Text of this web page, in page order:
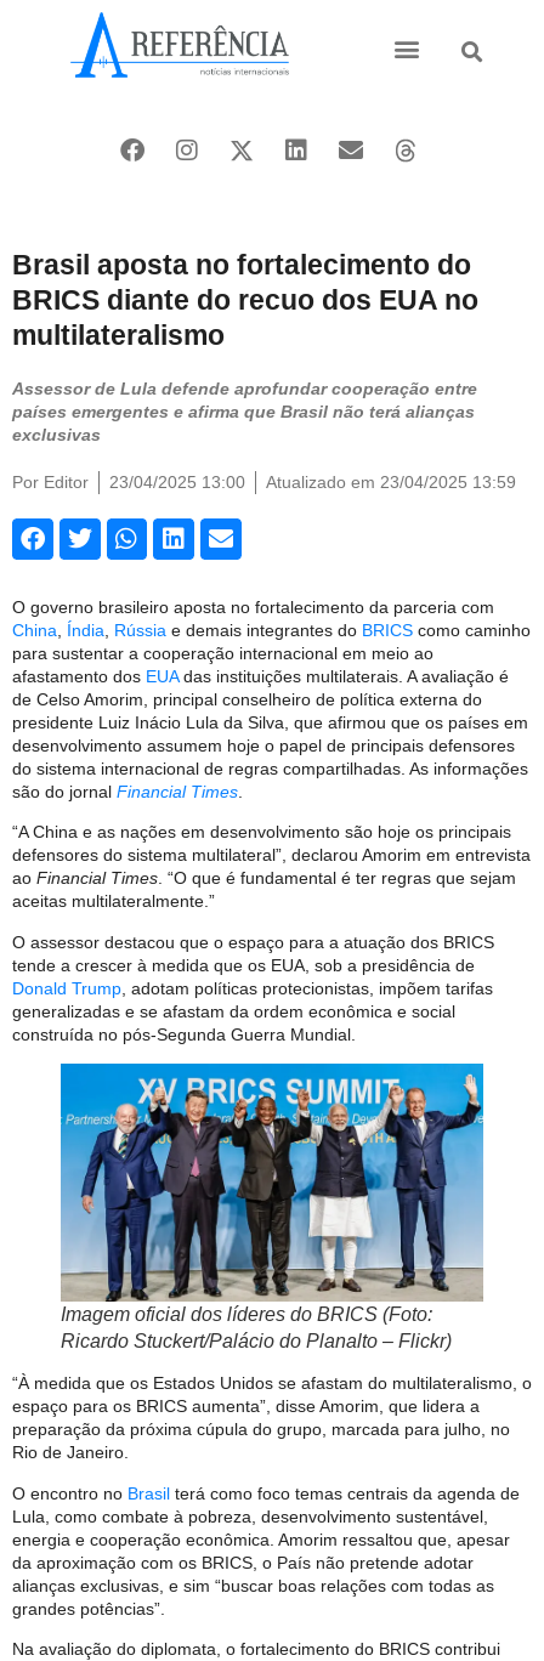
Brasil aposta no fortalecimento do
BRICS diante do recuo dos EUA no
multilateralismo
Assessor de Lula defende aprofundar cooperação entre
países emergentes e afirma que Brasil não terá alianças
exclusivas
Por Editor 23/04/2025 13:00 Atualizado em 23/04/2025 13:59
O governo brasileiro aposta no fortalecimento da parceria com
China
Índia Rússia e demais integrantes do BRICS como caminho
para sustentar a cooperação internacional em meio ao
afastamento dos EUAdas instituições multilaterais. A avaliação é
de Celso Amorim, principal conselheiro de política externa do
presidente Luiz Inácio Lula da Silva, que afirmou que os países em
desenvolvimento assumem hoje o papel de principais defensores
do sistema internacional de regras compartilhadas. As informações
são do jornal Financial Times
“A China e as nações em desenvolvimento são hoje os principais
defensores do sistema multilateral”, declarou Amorim em entrevista
ao Financial Times. “O que é fundamental é ter regras que sejam
aceitas multilateralmente.”
O assessor destacou que o espaço para a atuação dos BRICS
tende a crescer à medida que os EUA, sob a presidência de
Donald Trump , adotam políticas protecionistas, impõem tarifas
generalizadas e se afastam da ordem econômica e social
construída no pós-Segunda Guerra Mundial.
Imagem oficial dos líderes do BRICS (Foto:
Ricardo Stuckert/Palácio do Planalto – Flickr)
“À medida que os Estados Unidos se afastam do multilateralismo, o
espaço para os BRICS aumenta”, disse Amorim, que lidera a
preparação da próxima cúpula do grupo, marcada para julho, no
Rio de Janeiro.
O encontro no Brasil terá como foco temas centrais da agenda de
Lula, como combate à pobreza, desenvolvimento sustentável,
energia e cooperação econômica. Amorim ressaltou que, apesar
da aproximação com os BRICS, o País não pretende adotar
alianças exclusivas, e sim “buscar boas relações com todas as
grandes potências”.
Na avaliação do diplomata, o fortalecimento do BRICS contribui